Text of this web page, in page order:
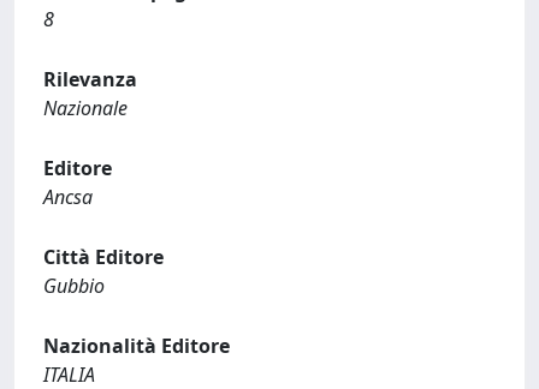
8
Rilevanza
Nazionale
Editore
Ancsa
Città Editore
Gubbio
Nazionalità Editore
ITALIA